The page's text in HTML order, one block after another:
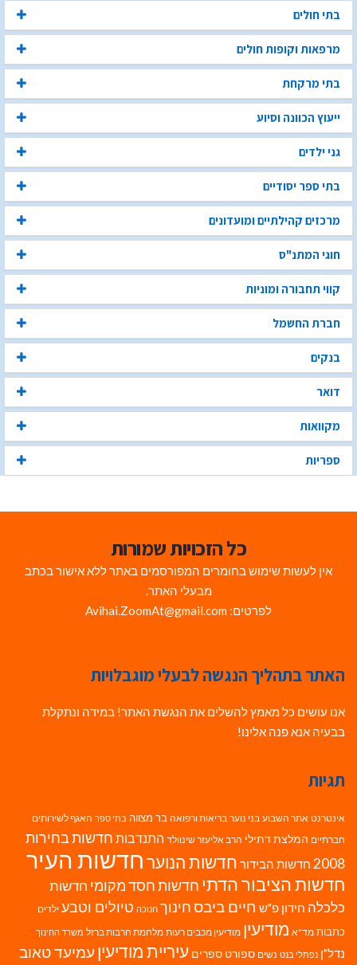
בתי חולים
מרפאות וקופות חולים
בתי מרקחת
ייעוץ הכוונה וסיוע
גני ילדים
בתי ספר יסודיים
מרכזים קהילתיים ומועדונים
חוגי המתנ"ס
קווי תחבורה ומוניות
חברת החשמל
בנקים
דואר
מקוואות
ספריות
כל הזכויות שמורות
אין לעשות שימוש בחומרים המפורסמים באתר ללא אישור בכתב
מבעלי האתר.
לפרטים: Avihai.ZoomAt@gmail.com
האתר בתהליך הנגשה לבעלי מוגבלויות
אנו עושים כל מאמץ להשלים את הנגשת האתר! במידה ונתקלת
בבעיה אנא פנה אלינו!
תגיות
אינטרנט אתר השבוע בני נוער בריאות ורפואה בר מצווה בתי ספר האגף לשירותים
חברתיים המלצת דתילי הרב אליעזר שינוולד התנדבות חדשות בחירות
2008 חדשות הבידור חדשות הנוערחדשות העיר
חדשות הציבור הדתי חדשות חסד מקומי חדשות
כלכלה חידון פ"ש חיים ביבסחינוך חנוכה טיולים וטבע ילדים
כתבות מד"א מודיעין מודיעין מכבים רעות מלחמת חרבות ברזל משרד החינוך
נדל"ן נפתלי בנט נשים ספורט ספרים עיריית מודיעין עמיעד טאוב